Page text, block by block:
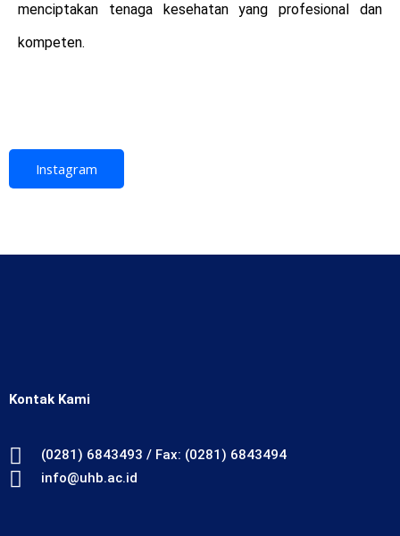
menciptakan tenaga kesehatan yang profesional dan
kompeten.
Instagram
Kontak Kami
(0281) 6843493 / Fax: (0281) 6843494
info@uhb.ac.id